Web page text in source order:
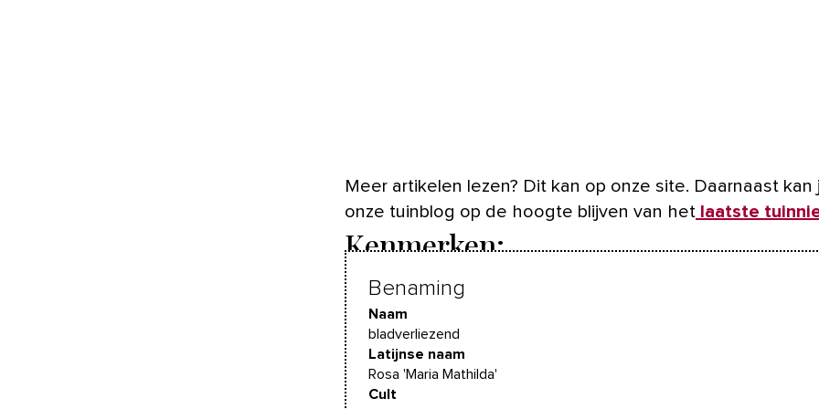
Meer artikelen lezen? Dit kan op onze site. Daarnaast kan
onze tuinblog op de hoogte blijven van het laatste
Kenmerken:
Benaming
Naam
bladverliezend
Latijnse naam
Rosa 'Maria Mathilda'
Cult